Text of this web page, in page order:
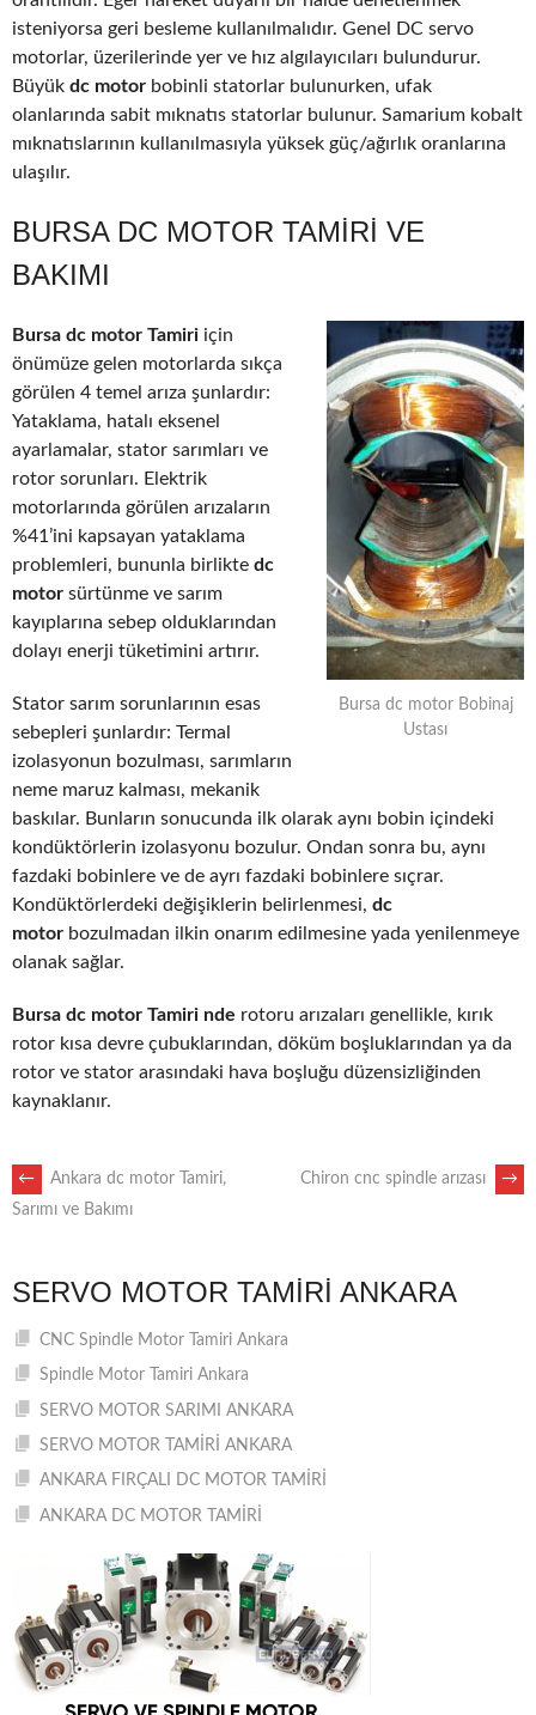
isteniyorsa geri besleme kullanılmalıdır. Genel DC servo
motorlar, üzerilerinde yer ve hız algılayıcıları bulundurur.
Büyük dc motor bobinli statorlar bulunurken, ufak
olanlarında sabit mıknatıs statorlar bulunur. Samarium kobalt
mıknatıslarının kullanılmasıyla yüksek güç/ağırlık oranlarına
ulaşılır.
BURSA DC MOTOR TAMIRI VE
BAKIMI
Bursa dc motor Bobinaj
Ustası
Bursa dc motor Tamiri için
önümüze gelen motorlarda sıkça
görülen 4 temel arıza şunlardır:
Yataklama, hatalı eksenel
ayarlamalar, stator sarımları ve
rotor sorunları. Elektrik
motorlarında görülen arızaların
%41’ini kapsayan yataklama
problemleri, bununla birlikte dc
motor sürtünme ve sarım
kayıplarına sebep olduklarından
dolayı enerji tüketimini artırır.
Stator sarım sorunlarının esas
sebepleri şunlardır: Termal
izolasyonun bozulması, sarımların
neme maruz kalması, mekanik
baskılar. Bunların sonucunda ilk olarak aynı bobin içindeki
kondüktörlerin izolasyonu bozulur. Ondan sonra bu, aynı
fazdaki bobinlere ve de ayrı fazdaki bobinlere sıçrar.
Kondüktörlerdeki değişiklerin belirlenmesi, dc
motor bozulmadan ilkin onarım edilmesine yada yenilenmeye
olanak sağlar.
Bursa dc motor Tamiri nde rotoru arızaları genellikle, kırık
rotor kısa devre çubuklarından, döküm boşluklarından ya da
rotor ve stator arasındaki hava boşluğu düzensizliğinden
kaynaklanır.
POST
←
Ankara dc motor Tamiri,
Sarımı ve Bakımı
Chiron cnc spindle arızası →
SERVO MOTOR TAMIRI ANKARA
CNC Spindle Motor Tamiri Ankara
Spindle Motor Tamiri Ankara
SERVO MOTOR SARIMI ANKARA
SERVO MOTOR TAMİRİ ANKARA
ANKARA FIRÇALI DC MOTOR TAMİRİ
ANKARA DC MOTOR TAMİRİ